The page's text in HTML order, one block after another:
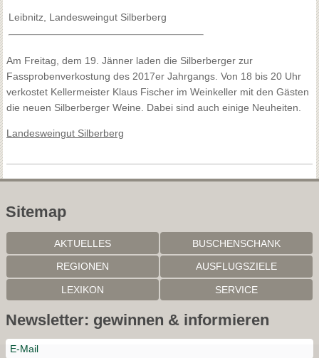
Leibnitz, Landesweingut Silberberg
Am Freitag, dem 19. Jänner laden die Silberberger zur
Fassprobenverkostung des 2017er Jahrgangs. Von 18 bis 20 Uhr
verkostet Kellermeister Klaus Fischer im Weinkeller mit den Gästen
die neuen Silberberger Weine. Dabei sind auch einige Neuheiten.
Landesweingut Silberberg
Sitemap
AKTUELLES BUSCHENSCHANK
REGIONEN AUSFLUGSZIELE
LEXIKON SERVICE
Newsletter: gewinnen & informieren